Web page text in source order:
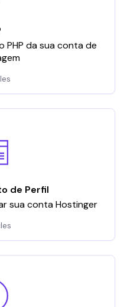
PHP da sua conta de
de Perfil
sua conta Hostinger